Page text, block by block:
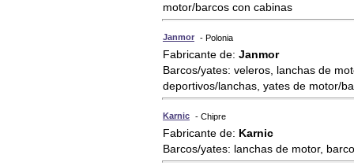
motor/barcos con cabinas
Janmor - Polonia
Fabricante de: Janmor
Barcos/yates: veleros, lanchas de
deportivos/lanchas, yates de motor/
Karnic - Chipre
Fabricante de: Karnic
Barcos/yates: lanchas de motor,